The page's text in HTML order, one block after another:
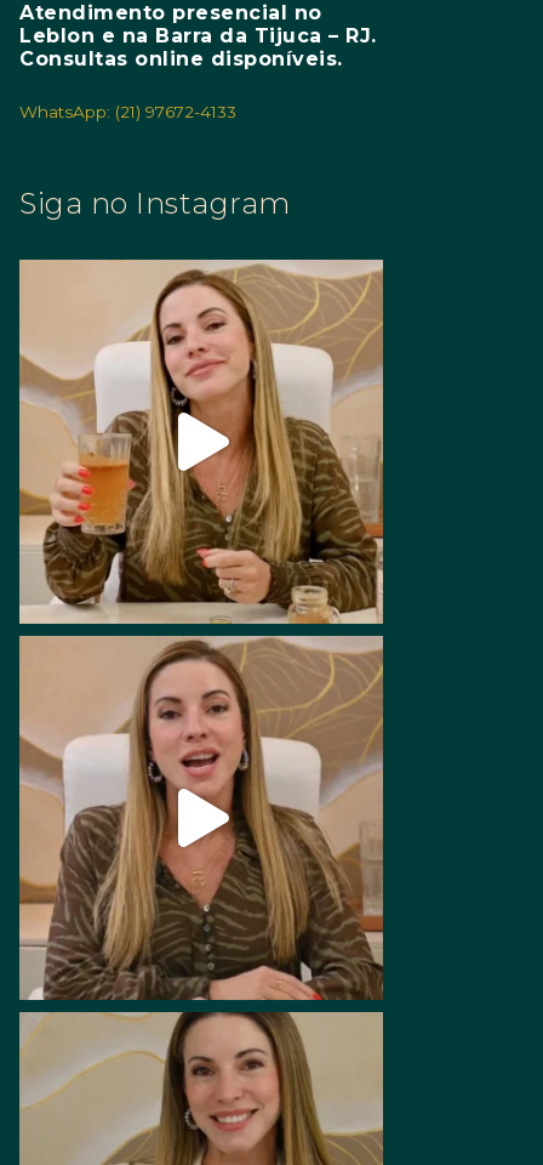
Atendimento presencial no
Leblon e na Barra da Tijuca – RJ.
Consultas online disponíveis.
WhatsApp: (21) 97672-4133
Siga no Instagram